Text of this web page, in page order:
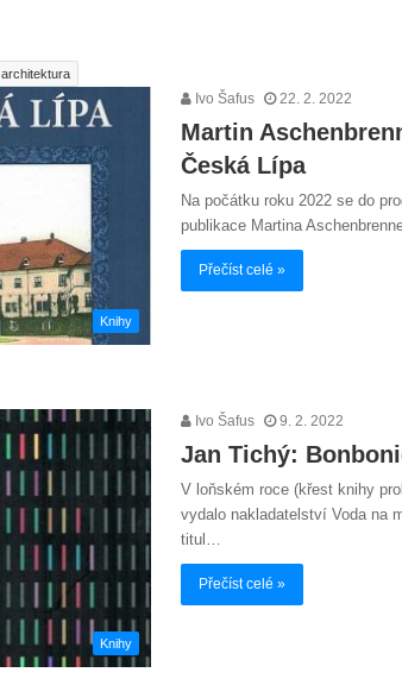
architektura
Knihy
Ivo Šafus 22. 2. 2022
Martin
Česká Lípa
Na počátku roku 2022 se do
publikace Martina
Přečíst celé »
Knihy
Ivo Šafus 9. 2. 2022
Jan Tichý:
V loňském roce (křest knihy
vydalo nakladatelství Voda na
titul…
Přečíst celé »